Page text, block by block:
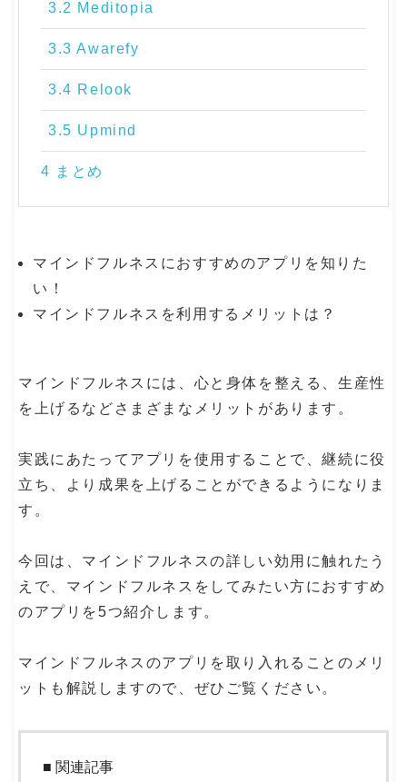
3.2 Meditopia
3.3 Awarefy
3.4 Relook
3.5 Upmind
4 まとめ
マインドフルネスにおすすめのアプリを知りた
い！
マインドフルネスを利用するメリットは？
マインドフルネスには、心と身体を整える、生産性
を上げるなどさまざまなメリットがあります。
実践にあたってアプリを使用することで、継続に役
立ち、より成果を上げることができるようになりま
す。
今回は、マインドフルネスの詳しい効用に触れたう
えで、マインドフルネスをしてみたい方におすすめ
のアプリを5つ紹介します。
マインドフルネスのアプリを取り入れることのメリ
ットも解説しますので、ぜひご覧ください。
■ 関連記事